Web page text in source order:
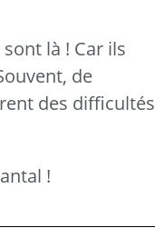
là ! Car ils
de
des difficultés
!